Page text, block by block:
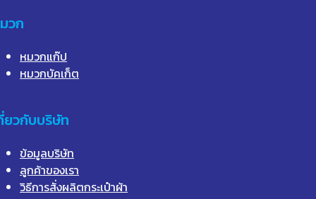
วก
หมวกแก๊ป
หมวกบัคเก็ต
ยวกับบริษัท
ข้อมูลบริษัท
ลูกค้าของเรา
วิธีการสั่งผลิตกระเป๋าผ้า